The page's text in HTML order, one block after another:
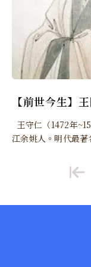
【前世今生】
王守仁（1472年
江余姚人。明代最